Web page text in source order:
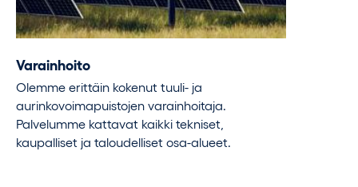
Varainhoito
Olemme erittäin kokenut tuuli- ja
aurinkovoimapuistojen varainhoitaja.
Palvelumme kattavat kaikki tekniset,
kaupalliset ja taloudelliset osa-alueet.